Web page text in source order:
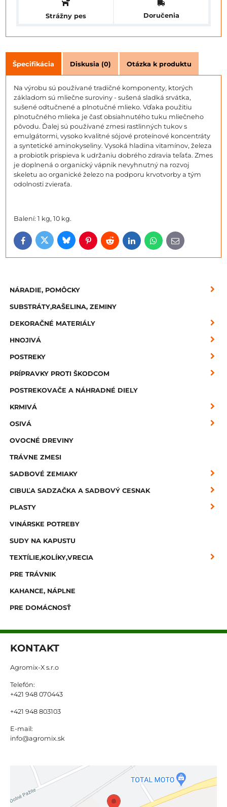
Strážny pes Doručenia
Špecifikácia Diskusia (0) Otázka k produktu
Na výrobu sú používané tradičné komponenty, ktorých
základom sú mliečne suroviny - sušená sladká srvátka,
sušené odtučnené a plnotučné mlieko. Vďaka použitiu
plnotučného mlieka je časť obsiahnutého tuku mliečneho
pôvodu. Ďalej sú používané zmesi rastlinných tukov s
emulgátormi, vysoko kvalitné sójové proteínové koncentráty
a syntetické aminokyseliny. Vysoká hladina vitamínov, železa
a probiotík prispieva k udržaniu dobrého zdravia teľaťa. Zmes
je doplnená o organický vápnik nevyhnutný na rozvoj
skeletu ao organické železo na podporu krvotvorby a tým
odolnosti zvieraťa.
Balení: 1 kg, 10 kg.
FacebookTwitterBlueskyPinterestRedditLinkedInWhatsApp
E-
mail
NÁRADIE, POMÔCKY
SUBSTRÁTY,RAŠELINA, ZEMINY
DEKORAČNÉ MATERIÁLY
HNOJIVÁ
POSTREKY
PRÍPRAVKY PROTI ŠKODCOM
POSTREKOVAČE A NÁHRADNÉ DIELY
KRMIVÁ
OSIVÁ
OVOCNÉ DREVINY
TRÁVNE ZMESI
SADBOVÉ ZEMIAKY
CIBUĽA SADZAČKA A SADBOVÝ CESNAK
PLASTY
VINÁRSKE POTREBY
SUDY NA KAPUSTU
TEXTÍLIE,KOLÍKY,VRECIA
PRE TRÁVNIK
KAHANCE, NÁPLNE
PRE DOMÁCNOSŤ
KONTAKT
Agromix-X s.r.o
Telefón:
+421 948 070443
+421 948 803103
E-mail:
info@agromix.sk